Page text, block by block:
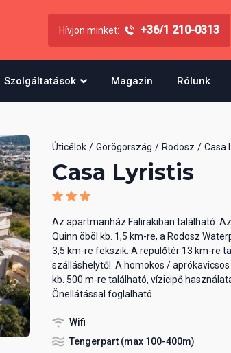
Hívjon minket: +36/1 210-0313
Szolgáltatások Magazin Rólunk
Úticélok Görögország Rodosz Casa
Casa Lyristis
Az apartmanház Falirakiban található.
Quinn öböl kb. 1,5 km-re, a Rodosz
3,5 km-re fekszik. A repülőtér 13 km-re
szálláshelytől. A homokos /
kb. 500 m-re található, vízicipő
Önellátással foglalható.
Wifi
Tengerpart (max 100-400m)